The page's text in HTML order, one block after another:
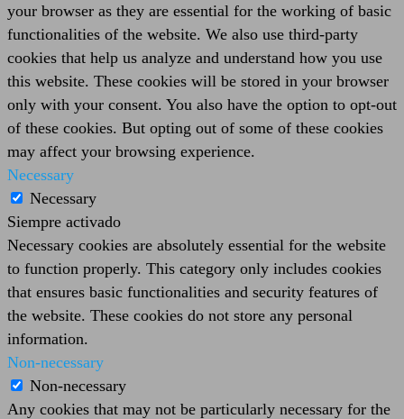
your browser as they are essential for the working of basic
functionalities of the website. We also use third-party
cookies that help us analyze and understand how you use
this website. These cookies will be stored in your browser
only with your consent. You also have the option to opt-out
of these cookies. But opting out of some of these cookies
may affect your browsing experience.
Necessary
Necessary
Siempre activado
Necessary cookies are absolutely essential for the website
to function properly. This category only includes cookies
that ensures basic functionalities and security features of
the website. These cookies do not store any personal
information.
Non-necessary
Non-necessary
Any cookies that may not be particularly necessary for the